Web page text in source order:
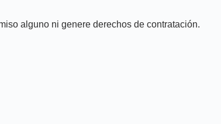
alguno ni genere derechos de contratación.